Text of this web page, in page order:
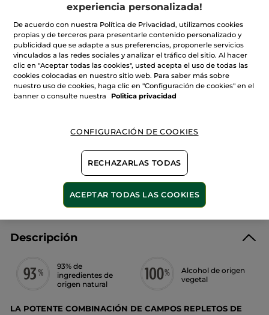
de
estrellas.
Leer
reseñas
Eau
de
Parfum
La
Lande
41,50€
Cantidad
AÑADIR A MI CESTA
Las promociones o ventajas Yves Rocher son
calculadas en comparación con los Precios tarifa
recomendados (P.T.R.)
VER P.T.R 2026
Descripción
93% de
ingredientes de
origen natural
Alcohol de origen
vegetal
LA POTENTE COMBINACIÓN DE CAMPOS REPLETOS DE
experiencia personalizada!
De acuerdo con nuestra Política de Privacidad, utilizamos cookies
propias y de terceros para presentarle contenido personalizado y
publicidad que se adapte a sus preferencias, proponerle servicios
vinculados a las redes sociales y analizar el tráfico del sitio. Al hacer
clic en "Aceptar todas las cookies", usted acepta el uso de todas las
cookies colocadas en nuestro sitio web. Para saber más sobre
nuestro uso de cookies, haga clic en "Configuración de cookies" en el
banner o consulte nuestra
Politica privacidad
CONFIGURACIÓN DE COOKIES
RECHAZARLAS TODAS
ACEPTAR TODAS LAS COOKIES